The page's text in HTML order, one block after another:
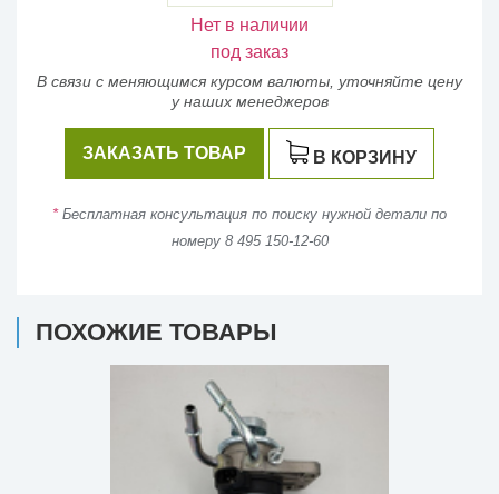
Нет в наличии
под заказ
В связи с меняющимся курсом валюты, уточняйте цену
у наших менеджеров
ЗАКАЗАТЬ ТОВАР В КОРЗИНУ
*Бесплатная консультация по поиску нужной детали по
номеру 8 495 150-12-60
ПОХОЖИЕ ТОВАРЫ